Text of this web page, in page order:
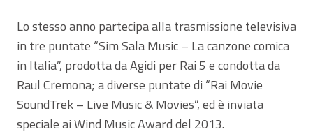
Lo stesso anno partecipa alla trasmissione televisiva
in tre puntate “Sim Sala Music – La canzone comica
in Italia”, prodotta da Agidi per Rai 5 e condotta da
Raul Cremona; a diverse puntate di “Rai Movie
SoundTrek – Live Music & Movies”, ed è inviata
speciale ai Wind Music Award del 2013.